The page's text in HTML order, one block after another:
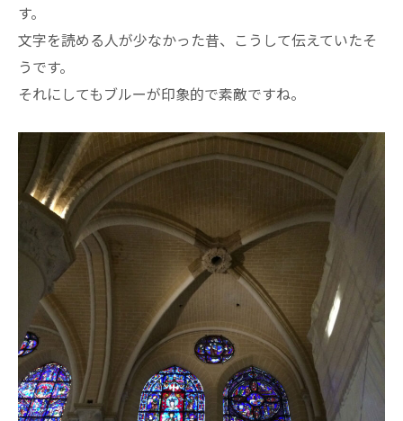
す。
文字を読める人が少なかった昔、こうして伝えていたそ
うです。
それにしてもブルーが印象的で素敵ですね。